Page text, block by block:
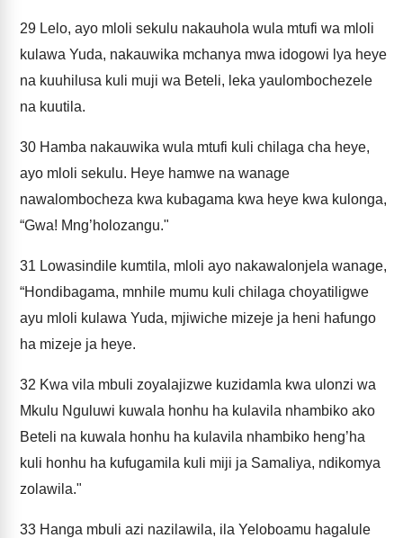
29 Lelo, ayo mloli sekulu nakauhola wula mtufi wa mloli
kulawa Yuda, nakauwika mchanya mwa idogowi lya heye
na kuuhilusa kuli muji wa Beteli, leka yaulombochezele
na kuutila.
30 Hamba nakauwika wula mtufi kuli chilaga cha heye,
ayo mloli sekulu. Heye hamwe na wanage
nawalombocheza kwa kubagama kwa heye kwa kulonga,
“Gwa! Mng’holozangu."
31 Lowasindile kumtila, mloli ayo nakawalonjela wanage,
“Hondibagama, mnhile mumu kuli chilaga choyatiligwe
ayu mloli kulawa Yuda, mjiwiche mizeje ja heni hafungo
ha mizeje ja heye.
32 Kwa vila mbuli zoyalajizwe kuzidamla kwa ulonzi wa
Mkulu Nguluwi kuwala honhu ha kulavila nhambiko ako
Beteli na kuwala honhu ha kulavila nhambiko heng’ha
kuli honhu ha kufugamila kuli miji ja Samaliya, ndikomya
zolawila."
33 Hanga mbuli azi nazilawila, ila Yeloboamu hagalule